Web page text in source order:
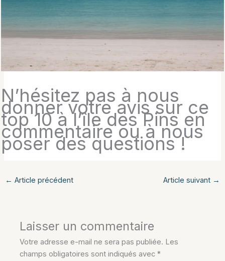
N’hésitez pas à nous
donner votre avis sur ce
top 10 à l’île des Pins en
commentaire ou à nous
poser des questions !
← Article précédent Article suivant →
Laisser un commentaire
Votre adresse e-mail ne sera pas publiée. Les
champs obligatoires sont indiqués avec*